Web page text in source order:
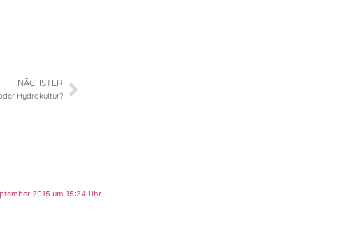
NÄCHSTER
Hydrokultur?
2015 um 15:24 Uhr